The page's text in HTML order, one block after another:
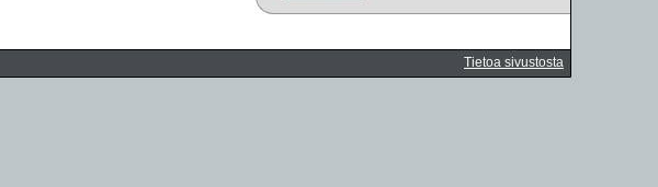
Tietoa sivustosta